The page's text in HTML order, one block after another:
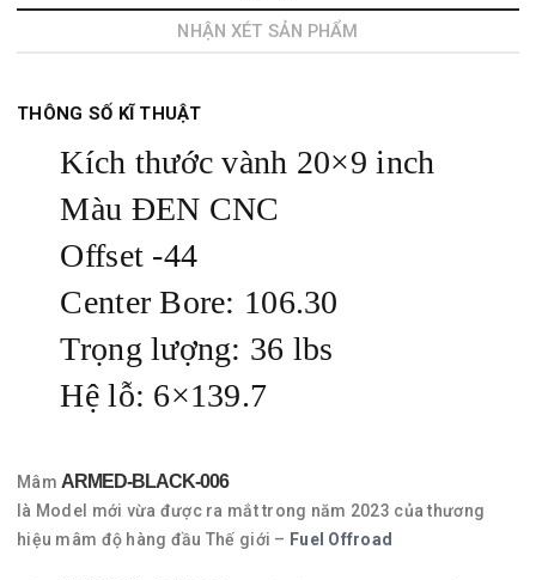
NHẬN XÉT SẢN PHẨM
THÔNG SỐ KĨ THUẬT
Kích thước vành 20×9 inch
Màu ĐEN CNC
Offset -44
Center Bore: 106.30
Trọng lượng: 36 lbs
Hệ lỗ: 6×139.7
MâmARMED-BLACK-006
là Model mới vừa được ra mắt trong năm 2023 của thương
hiệu mâm độ hàng đầu Thế giới – Fuel Offroad